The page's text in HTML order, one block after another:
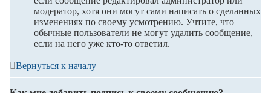
модератор, хотя они могут сами написать о сделанных
изменениях по своему усмотрению. Учтите, что
обычные пользователи не могут удалить сообщение,
если на него уже кто-то ответил.
Вернуться к началу